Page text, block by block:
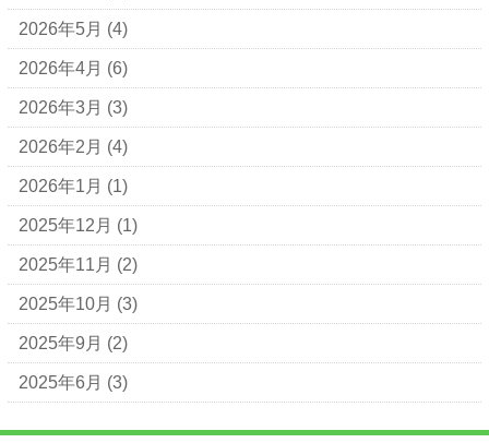
2026年5月 (4)
2026年4月 (6)
2026年3月 (3)
2026年2月 (4)
2026年1月 (1)
2025年12月 (1)
2025年11月 (2)
2025年10月 (3)
2025年9月 (2)
2025年6月 (3)